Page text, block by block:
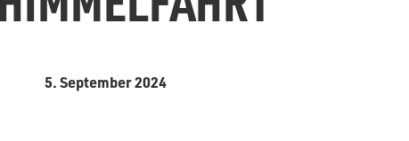
5. September 2024